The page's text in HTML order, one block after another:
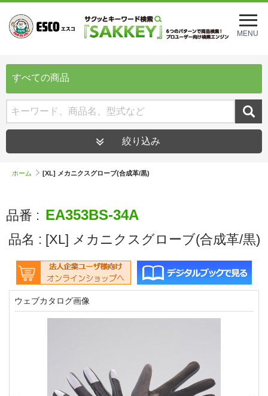
メ
ニ
ュ
を
MENU
すべての商品
絞り込み
ホーム [XL] メカニクスグローブ(合成革/黒)
品番 : EA353BS-34A
品名 : [XL] メカニクスグローブ(合成革/黒)
ウェブカタログ画像